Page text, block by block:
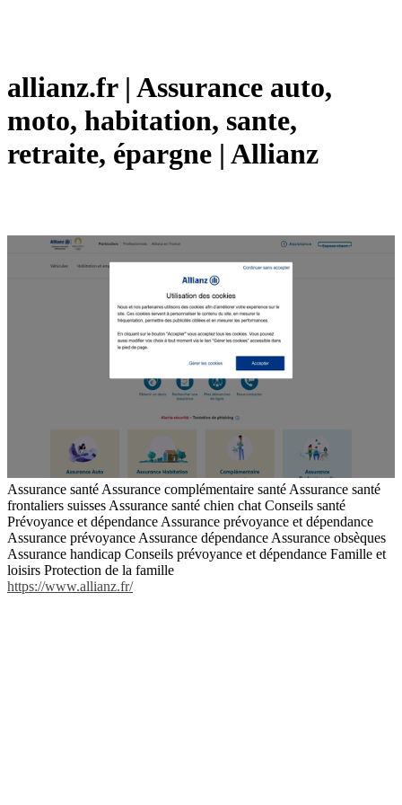
allianz.fr | Assurance auto,
moto, habitation, sante,
retraite, épargne | Allianz
Assurance santé Assurance complémentaire santé Assurance santé
frontaliers suisses Assurance santé chien chat Conseils santé
Prévoyance et dépendance Assurance prévoyance et dépendance
Assurance prévoyance Assurance dépendance Assurance obsèques
Assurance handicap Conseils prévoyance et dépendance Famille et
loisirs Protection de la famille
https://www.allianz.fr/